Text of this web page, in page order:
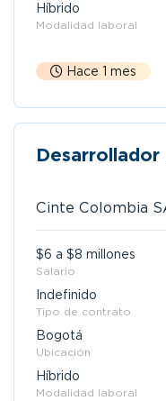
Híbrido
Modalidad laboral
Hace 1 mes
Cinte Colombia
$6 a $8 millones
Salario
Indefinido
Tipo de contrato
Bogotá
Ubicación
Híbrido
Modalidad laboral